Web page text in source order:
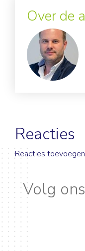
Over de
Reacties
Reacties
Volg